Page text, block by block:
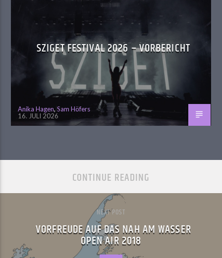
SZIGET FESTIVAL 2026 – VORBERICHT
Anika Hagen,Sam Höfers
16. JULI 2026
CONTINUE READING
NEXT POST
VORFREUDE AUF DAS NAH AM WASSER
OPEN AIR 2018